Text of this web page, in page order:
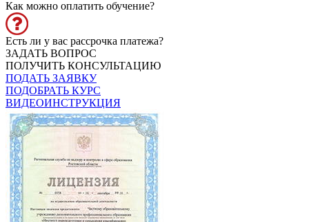
Как можно оплатить обучение?
Есть ли у вас рассрочка платежа?
ЗАДАТЬ ВОПРОС
ПОЛУЧИТЬ КОНСУЛЬТАЦИЮ
ПОДАТЬ ЗАЯВКУ
ПОДОБРАТЬ КУРС
ВИДЕОИНСТРУКЦИЯ